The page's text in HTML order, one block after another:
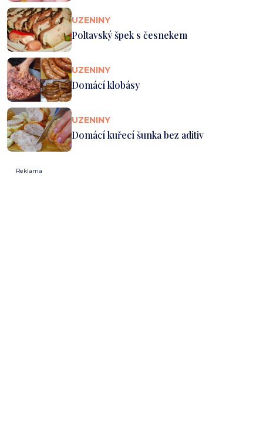
UZENINY
Poltavský špek s česnekem
UZENINY
Domácí klobásy
UZENINY
Domácí kuřecí šunka bez aditiv
Reklama